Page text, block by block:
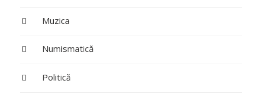
Muzica
Numismatică
Politică